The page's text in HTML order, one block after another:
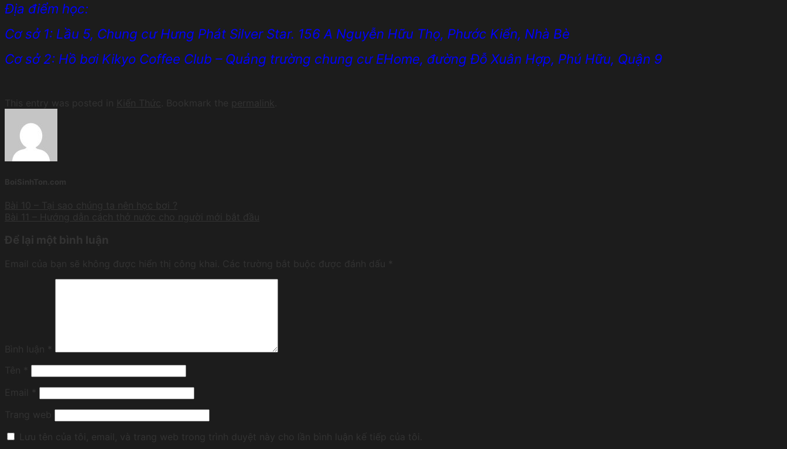
Địa điểm học:
Cơ sở 1: Lầu 5, Chung cư Hưng Phát Silver Star. 156 A Nguyễn Hữu Thọ, Phước Kiển, Nhà Bè
Cơ sở 2: Hồ bơi Kikyo Coffee Club – Quảng trường chung cư EHome, đường Đỗ Xuân Hợp, Phú Hữu, Quận 9
This entry was posted in Kiến Thức . Bookmark the permalink
BoiSinhTon.com
Bài 10 – Tại sao chúng ta nên học bơi ?
Bài 11 – Hướng dẫn cách thở nước cho người mới bắt đầu
Để lại một bình luận
Email của bạn sẽ không được hiển thị công khai. Các trường bắt buộc được đánh dấu
Bình luận
Tên
Trang web
Lưu tên của tôi, email, và trang web trong trình duyệt này cho lần bình luận kế tiếp của tôi.